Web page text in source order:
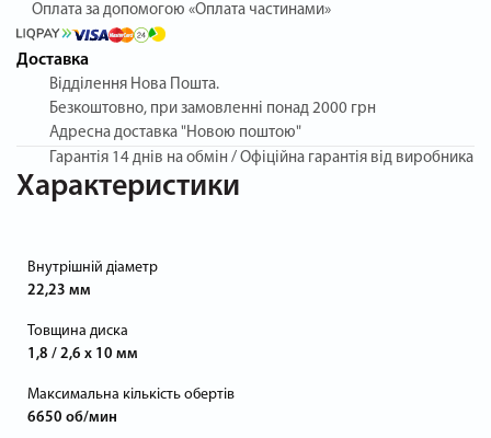
Оплата за допомогою «Оплата частинами»
Доставка
Відділення Нова Пошта.
Безкоштовно, при замовленні понад 2000 грн
Адресна доставка "Новою поштою"
Гарантія 14 днів на обмін / Офіційна гарантія від виробника
Характеристики
Внутрішній діаметр
22,23 мм
Товщина диска
1,8 / 2,6 х 10 мм
Максимальна кількість обертів
6650 об/мин